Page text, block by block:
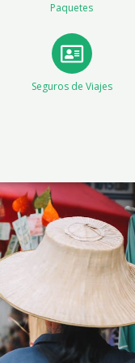
Paquetes
Seguros de Viajes